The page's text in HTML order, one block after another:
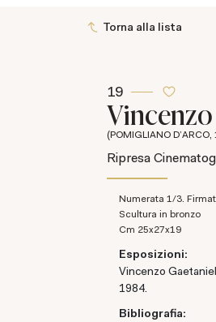
Torna alla lista
19
(POMIGLIANO D'ARCO,
Ripresa
Numerata 1/3.
Scultura in bronzo
cm 25x27x19
Esposizioni:
Vincenzo
1984.
Bibliografia: